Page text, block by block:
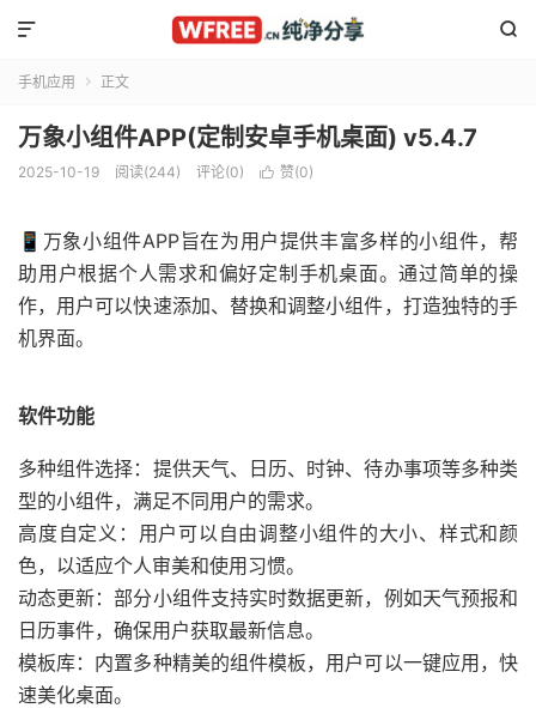


手机应用  正文
万象小组件APP(定制安卓手机桌面) v5.4.7
2025-10-19 阅读(244) 评论(0)  赞(0)
📱万象小组件APP旨在为用户提供丰富多样的小组件，帮
助用户根据个人需求和偏好定制手机桌面。通过简单的操
作，用户可以快速添加、替换和调整小组件，打造独特的手
机界面。
软件功能
多种组件选择：提供天气、日历、时钟、待办事项等多种类
型的小组件，满足不同用户的需求。
高度自定义：用户可以自由调整小组件的大小、样式和颜
色，以适应个人审美和使用习惯。
动态更新：部分小组件支持实时数据更新，例如天气预报和
日历事件，确保用户获取最新信息。
模板库：内置多种精美的组件模板，用户可以一键应用，快
速美化桌面。